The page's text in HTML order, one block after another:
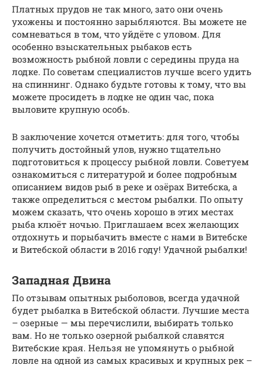
Платных прудов не так много, зато они очень
ухожены и постоянно зарыбляются. Вы можете не
сомневаться в том, что уйдёте с уловом. Для
особенно взыскательных рыбаков есть
возможность рыбной ловли с середины пруда на
лодке. По советам специалистов лучше всего удить
на спиннинг. Однако будьте готовы к тому, что вы
можете просидеть в лодке не один час, пока
выловите крупную особь.
В заключение хочется отметить: для того, чтобы
получить достойный улов, нужно тщательно
подготовиться к процессу рыбной ловли. Советуем
ознакомиться с литературой и более подробным
описанием видов рыб в реке и озёрах Витебска, а
также определиться с местом рыбалки. По опыту
можем сказать, что очень хорошо в этих местах
рыба клюёт ночью. Приглашаем всех желающих
отдохнуть и порыбачить вместе с нами в Витебске
и Витебской области в 2016 году! Удачной рыбалки!
Западная Двина
По отзывам опытных рыболовов, всегда удачной
будет рыбалка в Витебской области. Лучшие места
– озерные — мы перечислили, выбирать только
вам. Но не только озерной рыбалкой славятся
Витебские края. Нельзя не упомянуть о рыбной
ловле на одной из самых красивых и крупных рек –